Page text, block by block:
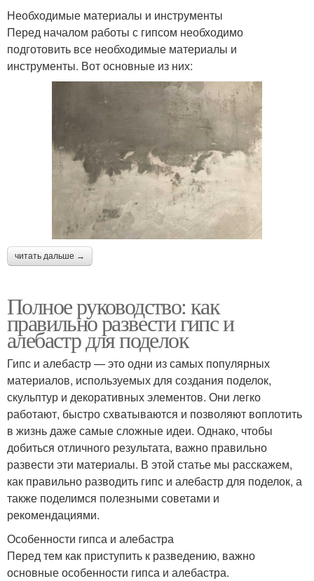
Необходимые материалы и инструменты
Перед началом работы с гипсом необходимо
подготовить все необходимые материалы и
инструменты. Вот основные из них:
читать дальше →
Полное руководство: как
правильно развести гипс и
алебастр для поделок
Гипс и алебастр — это одни из самых популярных
материалов, используемых для создания поделок,
скульптур и декоративных элементов. Они легко
работают, быстро схватываются и позволяют воплотить
в жизнь даже самые сложные идеи. Однако, чтобы
добиться отличного результата, важно правильно
развести эти материалы. В этой статье мы расскажем,
как правильно разводить гипс и алебастр для поделок, а
также поделимся полезными советами и
рекомендациями.
Особенности гипса и алебастра
Перед тем как приступить к разведению, важно
основные особенности гипса и алебастра.